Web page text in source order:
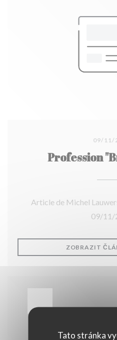
Tato stránka
09/11/
Profession
Article de Michel
09/11/
ZOBRAZIT